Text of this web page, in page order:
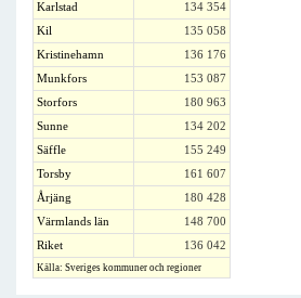
Karlstad
134 354
Kil
135 058
Kristinehamn
136 176
Munkfors
153 087
Storfors
180 963
Sunne
134 202
Säffle
155 249
Torsby
161 607
Årjäng
180 428
Värmlands län
148 700
Riket
136 042
Källa: Sveriges kommuner och regioner